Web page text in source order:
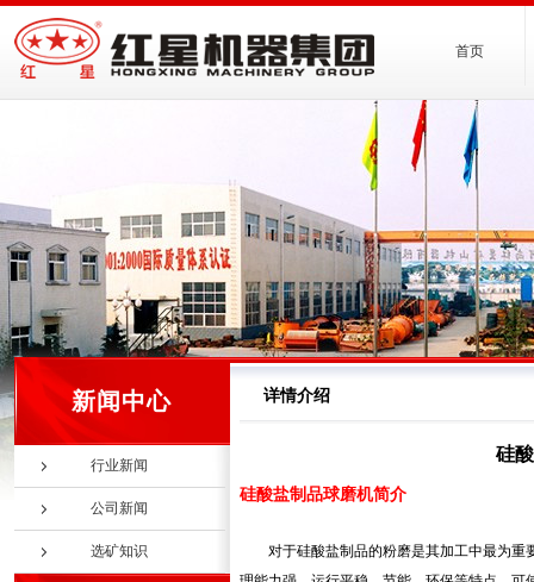
首页
新闻中心
行业新闻
公司新闻
选矿知识
详情介绍
硅
硅酸盐制品球磨机简介
对于硅酸盐制品的粉磨是其加工中最为